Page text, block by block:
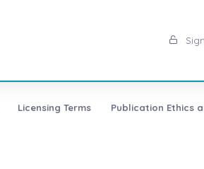
Licensing Terms Publication Ethics